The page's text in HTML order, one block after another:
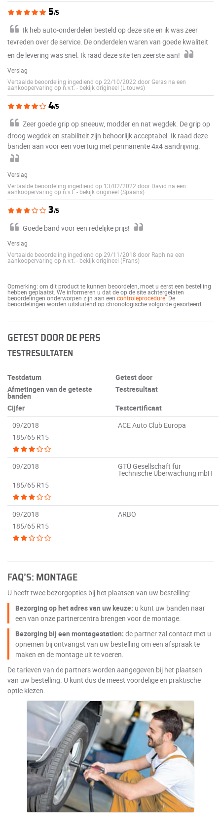
5/5
Ik heb auto-onderdelen besteld op deze site en ik was zeer
tevreden over de service. De onderdelen waren van goede kwaliteit
en de levering was snel. Ik raad deze site ten zeerste aan!
Verslag
Vertaalde beoordeling ingediend op 22/10/2022 door Geras na een
aankoopervaring op n.v.t.- bekijk origineel (Litouws)
4/5
Zeer goede grip op sneeuw, modder en nat wegdek. De grip op
droog wegdek en stabiliteit zijn behoorlijk acceptabel. Ik raad deze
banden aan voor een voertuig met permanente 4x4 aandrijving.
Verslag
Vertaalde beoordeling ingediend op 13/02/2022 door David na een
aankoopervaring op n.v.t.- bekijk origineel (Spaans)
3/5
Goede band voor een redelijke prijs!
Verslag
Vertaalde beoordeling ingediend op 29/11/2018 door Raph na een
aankoopervaring op n.v.t.- bekijk origineel (Frans)
Opmerking: om dit product te kunnen beoordelen, moet u eerst een bestelling
hebben geplaatst. We informeren u dat de op de site achtergelaten
beoordelingen onderworpen zijn aan een controleprocedure. De
beoordelingen worden uitsluitend op chronologische volgorde gesorteerd.
GETEST DOOR DE PERS
TESTRESULTATEN
Testdatum
Getest door
Afmetingen van de geteste
banden
Testresultaat
Cijfer
Testcertificaat
09/2018
ACE Auto Club Europa
185/65 R15
09/2018 GTÜ Gesellschaft für
Technische Überwachung mbH
185/65 R15
09/2018
ARBÖ
185/65 R15
FAQ’S: MONTAGE
U heeft twee bezorgopties bij het plaatsen van uw bestelling:
Bezorging op het adres van uw keuze: u kunt uw banden naar
een van onze partnercentra brengen voor de montage.
Bezorging bij een montagestation: de partner zal contact met u
opnemen bij ontvangst van uw bestelling om een afspraak te
maken en de montage uit te voeren.
De tarieven van de partners worden aangegeven bij het plaatsen
van uw bestelling. U kunt dus de meest voordelige en praktische
optie kiezen.